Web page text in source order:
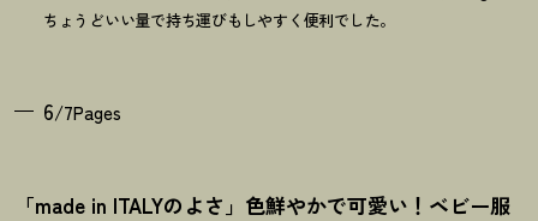
ちょうどいい量で持ち運びもしやすく便利でした。
6/7Pages
「made in ITALYのよさ」色鮮やかで可愛い ！ ベビー服